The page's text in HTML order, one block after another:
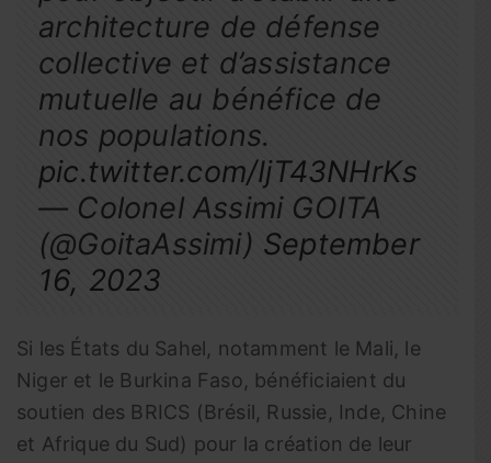
architecture de défense
collective et d’assistance
mutuelle au bénéfice de
nos populations.
pic.twitter.com/IjT43NHrKs
— Colonel Assimi GOITA
(@GoitaAssimi) September
16, 2023
Si les États du Sahel, notamment le Mali, le
Niger et le Burkina Faso, bénéficiaient du
soutien des BRICS (Brésil, Russie, Inde, Chine
et Afrique du Sud) pour la création de leur